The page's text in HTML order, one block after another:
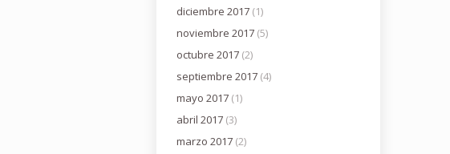
diciembre 2017(1)
noviembre 2017(5)
octubre 2017(2)
septiembre 2017(4)
mayo 2017(1)
abril 2017(3)
marzo 2017(2)